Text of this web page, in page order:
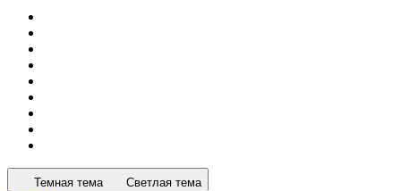
Темная тема Светлая тема